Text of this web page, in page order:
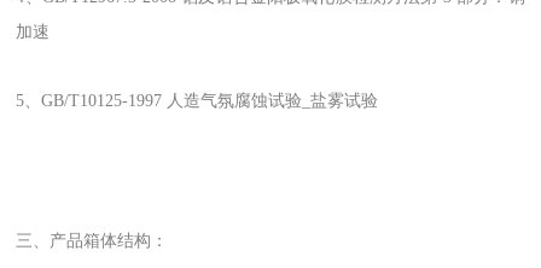
加速
5、GB/T10125-1997 人造气氛腐蚀试验_盐雾试验
三、产品箱体结构：